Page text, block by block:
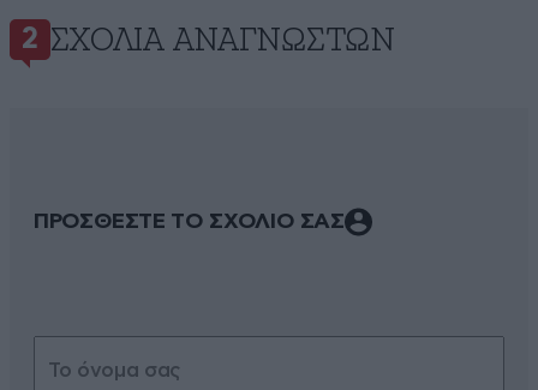
2 ΣΧΌΛΙΑ ΑΝΑΓΝΩΣΤΏΝ
ΠΡΟΣΘΕΣΤΕ ΤΟ ΣΧΟΛΙΟ ΣΑΣ